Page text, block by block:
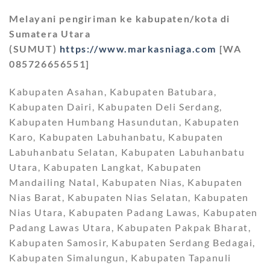
Melayani pengiriman ke kabupaten/kota di
Sumatera Utara
(SUMUT) https://www.markasniaga.com [WA
085726656551]
Kabupaten Asahan, Kabupaten Batubara,
Kabupaten Dairi, Kabupaten Deli Serdang,
Kabupaten Humbang Hasundutan, Kabupaten
Karo, Kabupaten Labuhanbatu, Kabupaten
Labuhanbatu Selatan, Kabupaten Labuhanbatu
Utara, Kabupaten Langkat, Kabupaten
Mandailing Natal, Kabupaten Nias, Kabupaten
Nias Barat, Kabupaten Nias Selatan, Kabupaten
Nias Utara, Kabupaten Padang Lawas, Kabupaten
Padang Lawas Utara, Kabupaten Pakpak Bharat,
Kabupaten Samosir, Kabupaten Serdang Bedagai,
Kabupaten Simalungun, Kabupaten Tapanuli